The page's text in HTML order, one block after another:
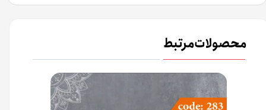
محصولات مرتبط